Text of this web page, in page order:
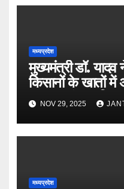
मध्यप्रदेश
मुख्यमंत्री डॉ.
किसानों के खातों
रूपए भावांतर राशि
NOV 29, 2025
मध्यप्रदेश